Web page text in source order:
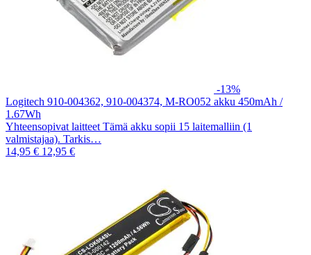
-13%
Logitech 910-004362, 910-004374, M-RO052 akku 450mAh /
1.67Wh
Yhteensopivat laitteet Tämä akku sopii 15 laitemalliin (1
valmistajaa). Tarkis…
14,95 € 12,95 €